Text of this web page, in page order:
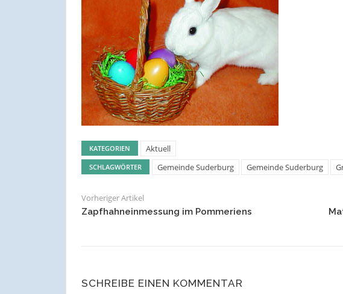
KATEGORIEN Aktuell
SCHLAGWÖRTER Gemeinde Suderburg Gemeinde Suderburg
Vorheriger Artikel
Zapfhahneinmessung im Pommeriens
SCHREIBE EINEN KOMMENTAR